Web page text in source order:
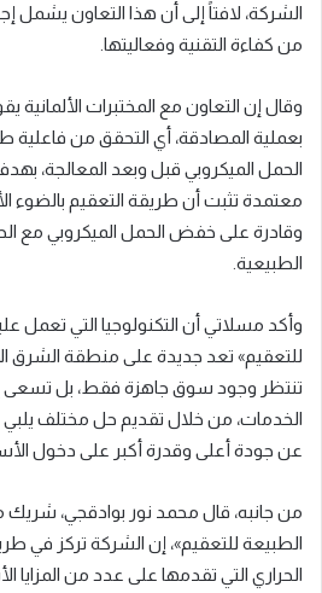
الشركة، لافتاً إلى أن هذا التعاون يشمل
من كفاءة التقنية وفعاليتها.
وقال إن التعاون مع المختبرات الألمانية
بعملية المصادقة، أي التحقق من فاعلية
الحمل الميكروبي قبل وبعد المعالجة،
معتمدة تثبت أن طريقة التعقيم بالضوء
وقادرة على خفض الحمل الميكروبي مع
الطبيعية.
وأكد مسلاتي أن التكنولوجيا التي تعمل
للتعقيم» تعد جديدة على منطقة الشرق
تنتظر وجود سوق جاهزة فقط، بل تسعى
الخدمات، من خلال تقديم حل مختلف يلبي
عن جودة أعلى وقدرة أكبر على دخول
من جانبه، قال محمد نور بوادقجي،
الطبيعة للتعقيم»، إن الشركة تركز في
الحراري التي تقدمها على عدد من المزايا